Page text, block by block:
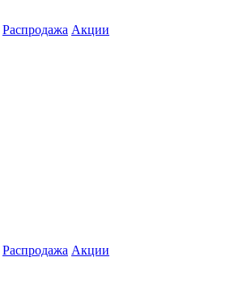
Распродажа Акции
Распродажа Акции